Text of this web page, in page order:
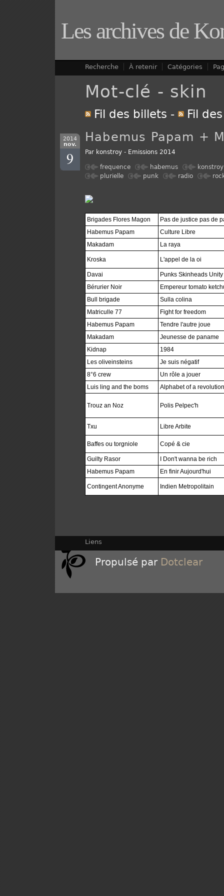
Les archives de
Recherche À retenir Catégories
Mot-clé - skin
Fil des billets - Fil
2014
nov.
9
Habemus Papam +
Par konstroy - Emissions 2014
frequence habemus
konstroy
plurielle
punk radio
Brigades Flores Magon
Pas de justice pas de
Habemus Papam
Culture Libre
Makadam
La raya
Kroska L'appel de la oi
Davai
Punks Skinheads Unity
Bérurier Noir
Empereur tomato
Bull brigade
Sulla colina
Matriculle 77
Fight for freedom
Habemus Papam
Tendre l'autre joue
Makadam
Jeunesse de paname
Kidnap
1984
Les oliveinsteins
Je suis négatif
8°6 crew
Un rôle a jouer
Luis ling and the boms
Alphabet of a
Trouz an Noz Polis Pelpec'h
Txu Libre Arbite
Baffes ou torgniole Copé & cie
Guilty Rasor
I Don't wanna be rich
Habemus Papam
En finir Aujourd'hui
Contingent Anonyme Indien Metropolitain
Liens
Propulsé par Dotclear